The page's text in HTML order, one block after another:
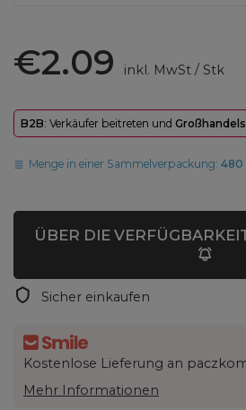
€2.09 inkl. MwSt/ Stk
B2B: Verkäufer beitreten und
Menge in einer Sammelverpackung:480
ÜBER DIE
Sicher einkaufen
Kostenlose Lieferung an
Mehr Informationen